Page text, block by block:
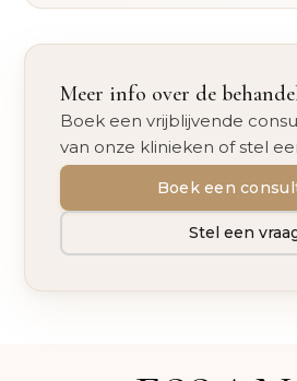
Meer info over de
Boek een vrijblijvende
van onze klinieken of stel
Boek een
Stel een